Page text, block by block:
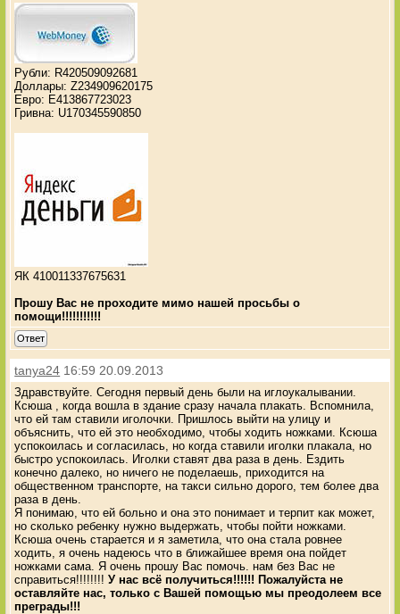
Рубли: R420509092681
Доллары: Z234909620175
Евро: E413867723023
Гривна: U170345590850
ЯК 410011337675631
Прошу Вас не проходите мимо нашей просьбы о
помощи!!!!!!!!!!!
Ответ
tanya24 16:59 20.09.2013
Здравствуйте. Сегодня первый день были на иглоукалывании.
Ксюша , когда вошла в здание сразу начала плакать. Вспомнила,
что ей там ставили иголочки. Пришлось выйти на улицу и
объяснить, что ей это необходимо, чтобы ходить ножками. Ксюша
успокоилась и согласилась, но когда ставили иголки плакала, но
быстро успокоилась. Иголки ставят два раза в день. Ездить
конечно далеко, но ничего не поделаешь, приходится на
общественном транспорте, на такси сильно дорого, тем более два
раза в день.
Я понимаю, что ей больно и она это понимает и терпит как может,
но сколько ребенку нужно выдержать, чтобы пойти ножками.
Ксюша очень старается и я заметила, что она стала ровнее
ходить, я очень надеюсь что в ближайшее время она пойдет
ножками сама. Я очень прошу Вас помочь. нам без Вас не
справиться!!!!!!!! У нас всё получиться!!!!!! Пожалуйста не
оставляйте нас, только с Вашей помощью мы преодолеем все
преграды!!!